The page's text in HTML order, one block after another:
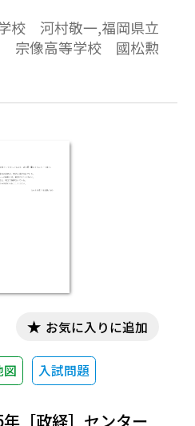
校 河村敬一,福岡県立
宗像高等学校 國松勲
図 入試問題
お気に入りに追加
［政経］センター